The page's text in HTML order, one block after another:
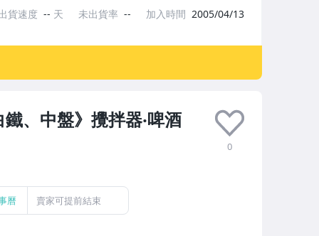
、中盤》攪拌器‧啤酒
0
曆 賣家可提前結束
貨速度 -- 天 未出貨率 -- 加入時間 2005/04/13